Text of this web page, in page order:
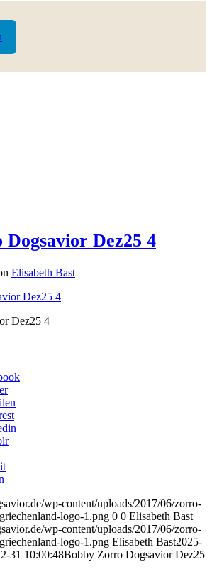
Dez25 4
Elisabeth Bast
Dez25 4
wp-content/uploads/2017/06/zorro-
logo-1.png 0 0 Elisabeth Bast
wp-content/uploads/2017/06/zorro-
logo-1.png Elisabeth Bast2025-
31 10:00:48Bobby Zorro Dogsavior Dez25